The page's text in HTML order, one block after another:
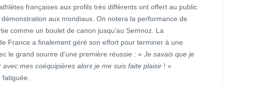
françaises aux profils très différents ont offert au public
aux mondiaux. On notera la performance de
comme un boulet de canon jusqu’au Semnoz. La
France a finalement géré son effort pour terminer à une
le grand sourire d’une première réussie : « Je savais que je
mes coéquipières alors je me suis faite plaisir ! »
fatiguée.